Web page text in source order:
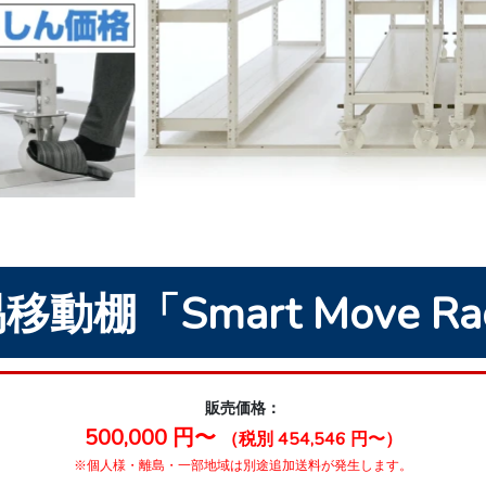
動棚「Smart Move
販売価格：
500,000 円〜 （税別 454,546 円〜）
※個人様・離島・一部地域は別途追加送料が発生します。